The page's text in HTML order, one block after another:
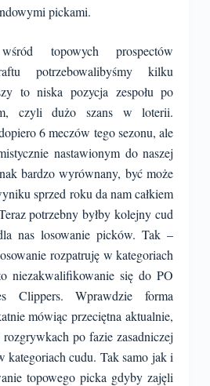
pickami.
topowych prospectów
potrzebowalibyśmy kilku
to niska pozycja zespołu po
czyli dużo szans w loterii.
6 meczów tego sezonu, ale
nastawionym do naszej
bardzo wyrównany, być może
sprzed roku da nam całkiem
potrzebny byłby kolejny cud
nas losowanie picków. Tak –
rozpatruję w kategoriach
niezakwalifikowanie się do PO
Clippers. Wprawdzie forma
mówiąc przeciętna aktualnie,
po fazie zasadniczej
kategoriach cudu. Tak samo jak i
topowego picka gdyby zajęli